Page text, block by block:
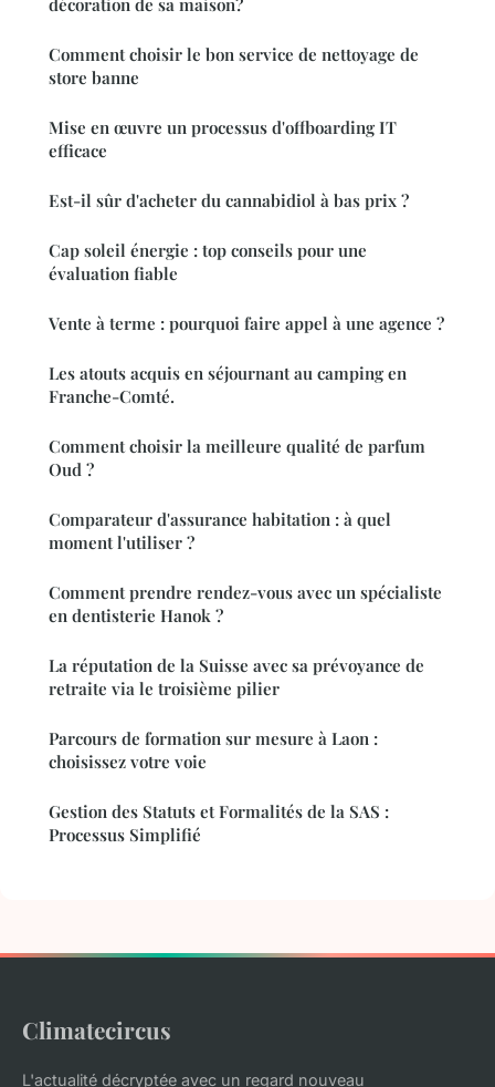
Comment choisir le bon service de nettoyage de
store banne
Mise en œuvre un processus d'offboarding IT
efficace
Est-il sûr d'acheter du cannabidiol à bas prix ?
Cap soleil énergie : top conseils pour une
évaluation fiable
Vente à terme : pourquoi faire appel à une agence ?
Les atouts acquis en séjournant au camping en
Franche-Comté.
Comment choisir la meilleure qualité de parfum
Oud ?
Comparateur d'assurance habitation : à quel
moment l'utiliser ?
Comment prendre rendez-vous avec un spécialiste
en dentisterie Hanok ?
La réputation de la Suisse avec sa prévoyance de
retraite via le troisième pilier
Parcours de formation sur mesure à Laon :
choisissez votre voie
Gestion des Statuts et Formalités de la SAS :
Processus Simplifié
Climatecircus
L'actualité décryptée avec un regard nouveau